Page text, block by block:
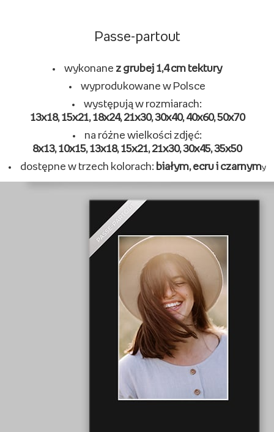
Passe-partout
wykonane z grubej 1,4 cm tektury
wyprodukowane w Polsce
występują w rozmiarach:
13x18, 15x21, 18x24, 21x30, 30x40, 40x60, 50x70
na różne wielkości zdjęć:
8x13, 10x15, 13x18, 15x21, 21x30, 30x45, 35x50
dostępne w trzech kolorach: białym, ecru i czarnymy